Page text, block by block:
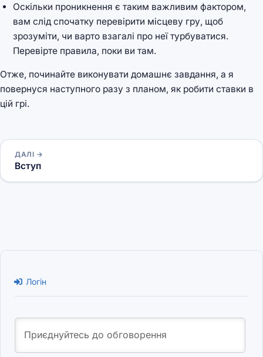
Оскільки проникнення є таким важливим фактором,
вам слід спочатку перевірити місцеву гру, щоб
зрозуміти, чи варто взагалі про неї турбуватися.
Перевірте правила, поки ви там.
Отже, починайте виконувати домашнє завдання, а я
повернуся наступного разу з планом, як робити ставки в
цій грі.
ДАЛІ →
Вступ
Логін